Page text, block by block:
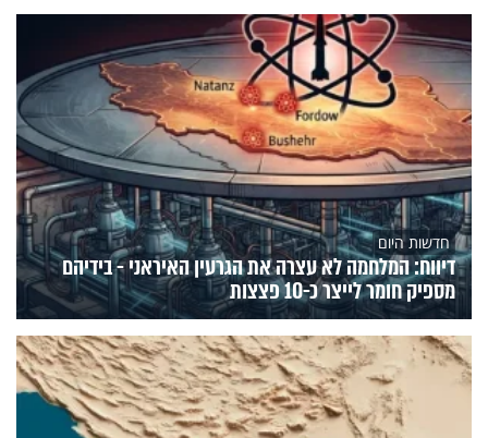
חדשות היום
דיווח: המלחמה לא עצרה את הגרעין האיראני - בידיהם
מספיק חומר לייצר כ-10 פצצות